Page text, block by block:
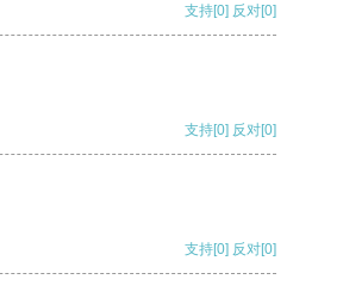
支持[0] 反对[0]
支持[0] 反对[0]
支持[0] 反对[0]